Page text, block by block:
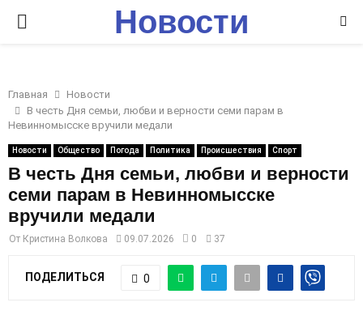
P
I
M
A
R
Y
Новости
Главная
Новости
В честь Дня семьи, любви и верности семи парам в
Невинномысске вручили медали
Новости Общество Погода Политика Происшествия Спорт
В честь Дня семьи, любви и верности
семи парам в Невинномысске
вручили медали
От Кристина Волкова 09.07.2026 0 37
ПОДЕЛИТЬСЯ 0